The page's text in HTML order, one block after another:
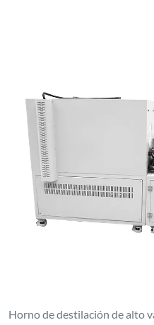
Horno de destilación de alto